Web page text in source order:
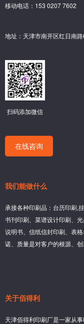
移动电话：153 0207 7602
地址：天津市南开区红日南
扫码添加微信
在线咨询
我们能做什么
承接各种印刷品：台历印刷,
书刊印刷、菜谱设计印刷、
说明书、信纸信封印刷、表
诺、质量是对客户的根源、
关于佰得利
天津佰得利印刷厂是一家从